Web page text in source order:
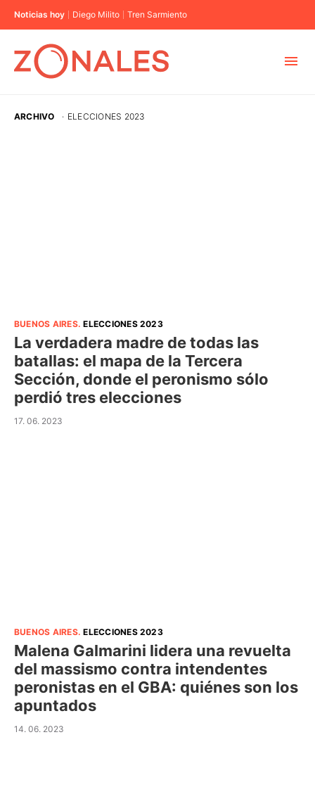
Noticias hoy Diego Milito Tren Sarmiento
ARCHIVO · ELECCIONES 2023
BUENOS AIRES.ELECCIONES 2023
La verdadera madre de todas las
batallas: el mapa de la Tercera
Sección, donde el peronismo sólo
perdió tres elecciones
17. 06. 2023
BUENOS AIRES.ELECCIONES 2023
Malena Galmarini lidera una revuelta
del massismo contra intendentes
peronistas en el GBA: quiénes son los
apuntados
14. 06. 2023